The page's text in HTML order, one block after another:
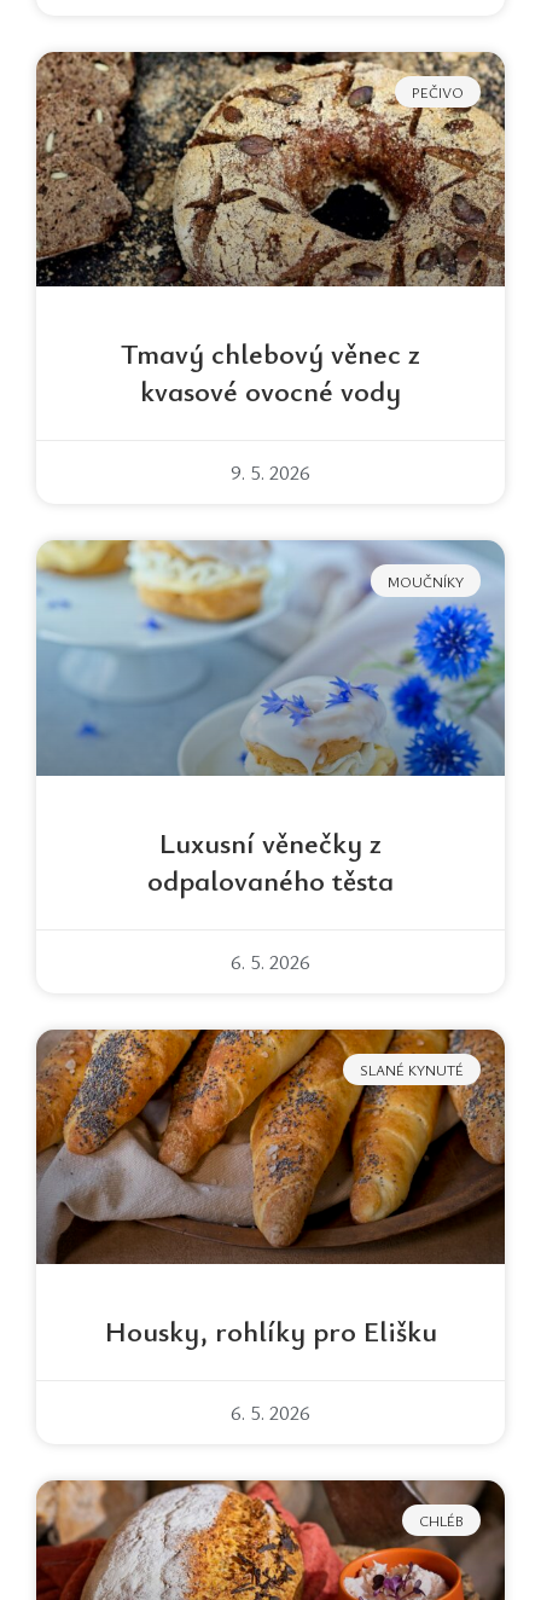
PEČIVO
Tmavý chlebový věnec z
kvasové ovocné vody
9. 5. 2026
MOUČNÍKY
Luxusní věnečky z
odpalovaného těsta
6. 5. 2026
SLANÉ KYNUTÉ
Housky, rohlíky pro Elišku
6. 5. 2026
CHLÉB